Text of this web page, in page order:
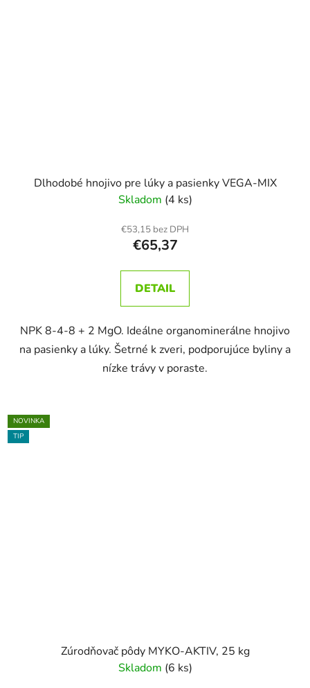
Dlhodobé hnojivo pre lúky a pasienky VEGA-MIX
Skladom (4 ks)
€53,15 bez DPH
€65,37
DETAIL
NPK 8-4-8 + 2 MgO. Ideálne organominerálne hnojivo
na pasienky a lúky. Šetrné k zveri, podporujúce byliny a
nízke trávy v poraste.
NOVINKA
TIP
Zúrodňovač pôdy MYKO-AKTIV, 25 kg
Skladom (6 ks)